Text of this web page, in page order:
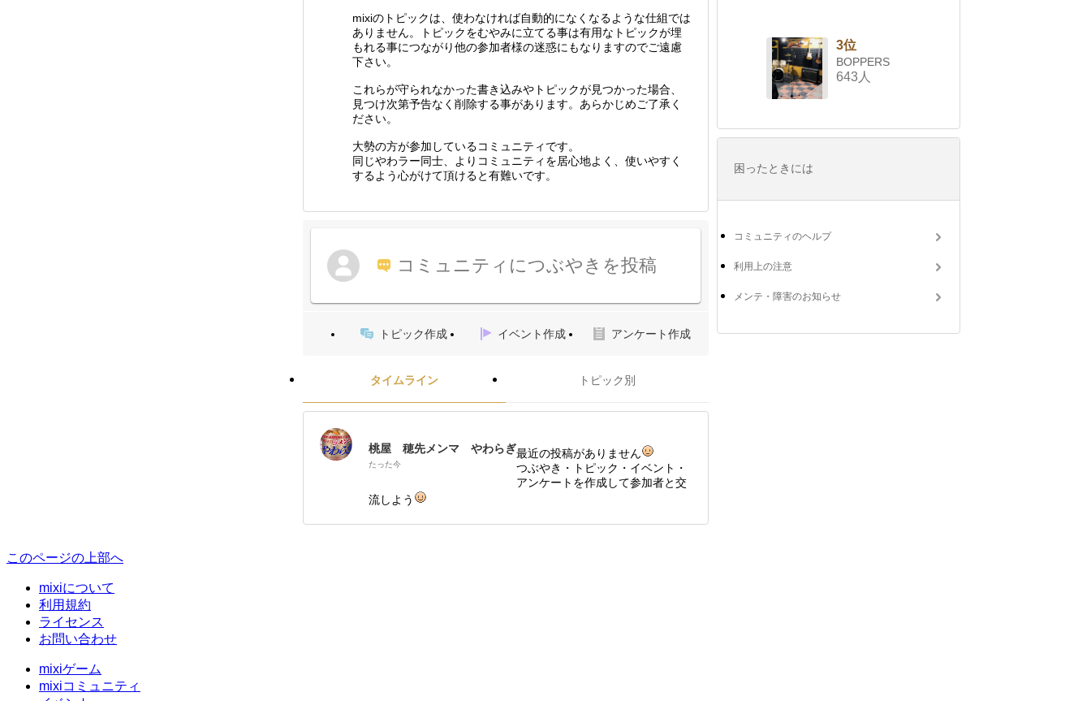
mixiのトピックは、使わなければ自動的になくなるような仕組では
ありません。トピックをむやみに立てる事は有用なトピックが埋
もれる事につながり他の参加者様の迷惑にもなりますのでご遠慮
下さい。
これらが守られなかった書き込みやトピックが見つかった場合、
見つけ次第予告なく削除する事があります。あらかじめご了承く
ださい。
大勢の方が参加しているコミュニティです。
同じやわラー同士、よりコミュニティを居心地よく、使いやすく
するよう心がけて頂けると有難いです。
コミュニティにつぶやきを投稿
トピック作成 イベント作成 アンケート作成
タイムライン トピック別
桃屋 穂先メンマ やわらぎ
たった今
最近の投稿がありません
つぶやき・トピック・イベント・
アンケートを作成して参加者と交
流しよう
3位
BOPPERS
643人
困ったときには
コミュニティのヘルプ
利用上の注意
メンテ・障害のお知らせ
このページの上部へ
mixiについて
利用規約
ライセンス
お問い合わせ
mixiゲーム
mixiコミュニティ